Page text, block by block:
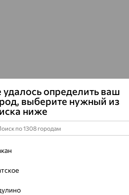
удалось определить ваш
выберите нужный из
ниже